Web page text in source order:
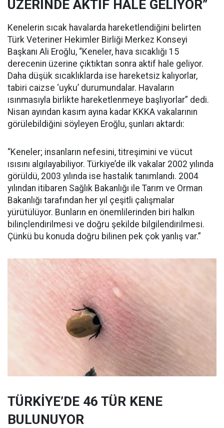
ÜZERİNDE AKTİF HALE GELİYOR”
Kenelerin sıcak havalarda hareketlendiğini belirten
Türk Veteriner Hekimler Birliği Merkez Konseyi
Başkanı Ali Eroğlu, “Keneler, hava sıcaklığı 15
derecenin üzerine çıktıktan sonra aktif hale geliyor.
Daha düşük sıcaklıklarda ise hareketsiz kalıyorlar,
tabiri caizse ‘uyku’ durumundalar. Havaların
ısınmasıyla birlikte hareketlenmeye başlıyorlar” dedi.
Nisan ayından kasım ayına kadar KKKA vakalarının
görülebildiğini söyleyen Eroğlu, şunları aktardı:
“Keneler; insanların nefesini, titreşimini ve vücut
ısısını algılayabiliyor. Türkiye’de ilk vakalar 2002 yılında
görüldü, 2003 yılında ise hastalık tanımlandı. 2004
yılından itibaren Sağlık Bakanlığı ile Tarım ve Orman
Bakanlığı tarafından her yıl çeşitli çalışmalar
yürütülüyor. Bunların en önemlilerinden biri halkın
bilinçlendirilmesi ve doğru şekilde bilgilendirilmesi.
Çünkü bu konuda doğru bilinen pek çok yanlış var.”
TÜRKİYE’DE 46 TÜR KENE
BULUNUYOR